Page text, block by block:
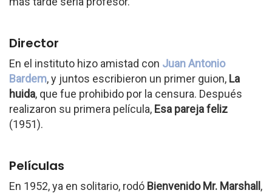
Director
En el instituto hizo amistad con Juan Antonio
Bardem, y juntos escribieron un primer guion, La
huida, que fue prohibido por la censura. Después
realizaron su primera película, Esa pareja feliz
(1951).
Películas
En 1952, ya en solitario, rodó Bienvenido Mr. Marshall ,